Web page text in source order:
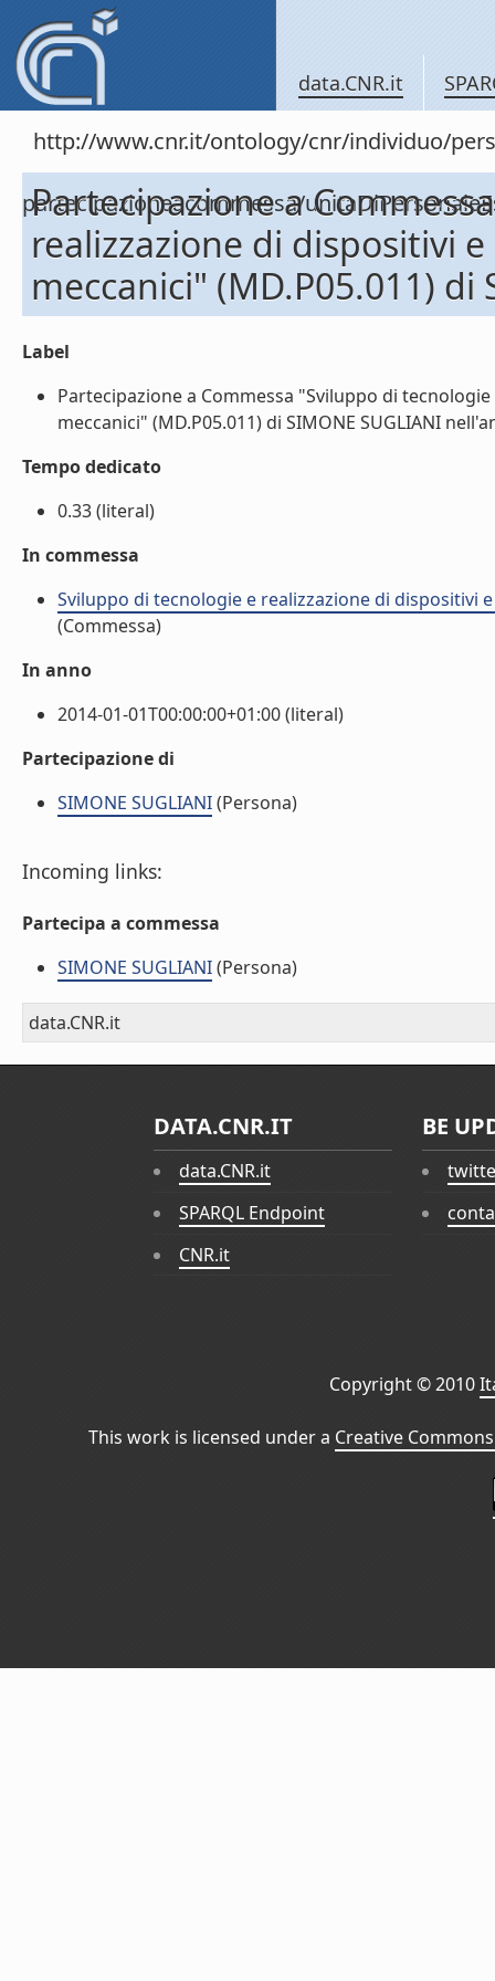
data.CNR.it
http://www.cnr.it/ontology/cnr/individuo/
partecipazioneacommessa/
Partecipazione a
realizzazione di dispositivi
meccanici" (MD.P05.011) di
Label
Partecipazione a Commessa "Sviluppo di
meccanici" (MD.P05.011) di SIMONE SUGLIANI
Tempo dedicato
0.33 (literal)
In commessa
Sviluppo di tecnologie e realizzazione di dispositivi
(Commessa)
In anno
2014-01-01T00:00:00+01:00 (literal)
Partecipazione di
SIMONE SUGLIANI(Persona)
Incoming links:
Partecipa a commessa
SIMONE SUGLIANI(Persona)
data.CNR.it
DATA.CNR.IT
data.CNR.it
SPARQL Endpoint
CNR.it
BE
Copyright © 2010
This work is licensed under a Creative